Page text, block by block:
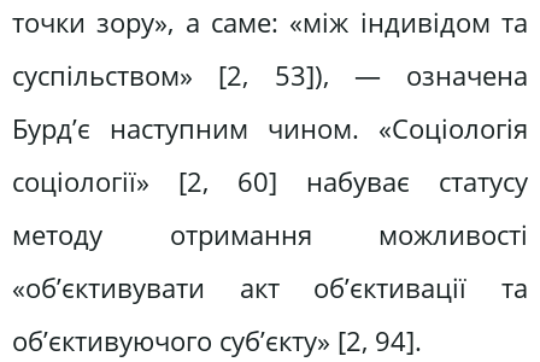
точки зору», а саме: «між індивідом та
суспільством» [2, 53]), — означена
Бурд’є наступним чином. «Соціологія
соціології» [2, 60] набуває статусу
методу отримання можливості
«об’єктивувати акт об’єктивації та
об’єктивуючого суб’єкту» [2, 94].